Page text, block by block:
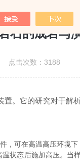
石的成岩与
点击次数：3188
它的研究对于解
可在高温高压环境下
态后施加高压。当